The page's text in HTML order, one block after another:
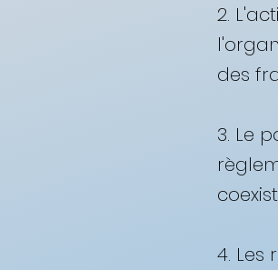
2.
des
3. Le
4. Les